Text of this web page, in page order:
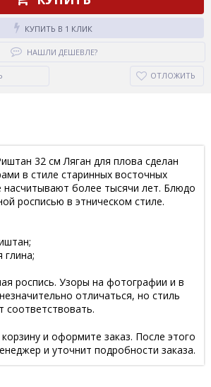
КУПИТЬ В 1 КЛИК
НАШЛИ ДЕШЕВЛЕ?
ОТЛОЖИТЬ
32 см Ляган для плова сделан
в стиле старинных восточных
насчитывают более тысячи лет. Блюдо
росписью в этническом стиле.
глина;
роспись. Узоры на фотографии и в
отличаться, но стиль
соответствовать.
и оформите заказ. После этого
и уточнит подробности заказа.